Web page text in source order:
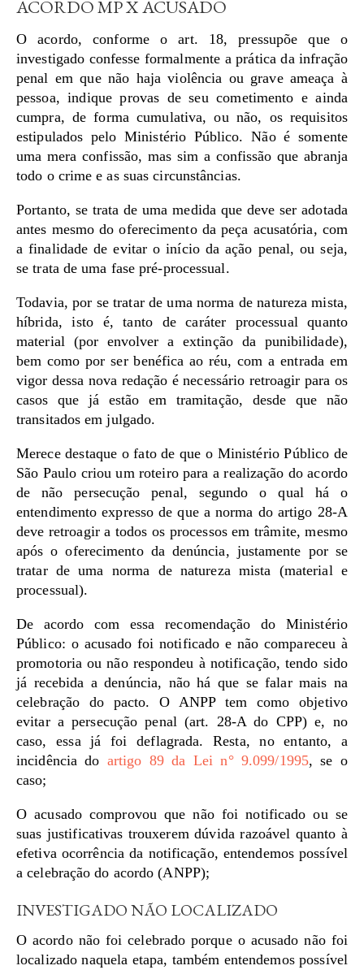
ACORDO MP X ACUSADO
O acordo, conforme o art. 18, pressupõe que o
investigado confesse formalmente a prática da infração
penal em que não haja violência ou grave ameaça à
pessoa, indique provas de seu cometimento e ainda
cumpra, de forma cumulativa, ou não, os requisitos
estipulados pelo Ministério Público. Não é somente
uma mera confissão, mas sim a confissão que abranja
todo o crime e as suas circunstâncias.
Portanto, se trata de uma medida que deve ser adotada
antes mesmo do oferecimento da peça acusatória, com
a finalidade de evitar o início da ação penal, ou seja,
se trata de uma fase pré-processual.
Todavia, por se tratar de uma norma de natureza mista,
híbrida, isto é, tanto de caráter processual quanto
material (por envolver a extinção da punibilidade),
bem como por ser benéfica ao réu, com a entrada em
vigor dessa nova redação é necessário retroagir para os
casos que já estão em tramitação, desde que não
transitados em julgado.
Merece destaque o fato de que o Ministério Público de
São Paulo criou um roteiro para a realização do acordo
de não persecução penal, segundo o qual há o
entendimento expresso de que a norma do artigo 28-A
deve retroagir a todos os processos em trâmite, mesmo
após o oferecimento da denúncia, justamente por se
tratar de uma norma de natureza mista (material e
processual).
De acordo com essa recomendação do Ministério
Público: o acusado foi notificado e não compareceu à
promotoria ou não respondeu à notificação, tendo sido
já recebida a denúncia, não há que se falar mais na
celebração do pacto. O ANPP tem como objetivo
evitar a persecução penal (art. 28-A do CPP) e, no
caso, essa já foi deflagrada. Resta, no entanto, a
incidência do artigo 89 da Lei n° 9.099/1995, se o
caso;
O acusado comprovou que não foi notificado ou se
suas justificativas trouxerem dúvida razoável quanto à
efetiva ocorrência da notificação, entendemos possível
a celebração do acordo (ANPP);
INVESTIGADO NÃO LOCALIZADO
O acordo não foi celebrado porque o acusado não foi
localizado naquela etapa, também entendemos possível